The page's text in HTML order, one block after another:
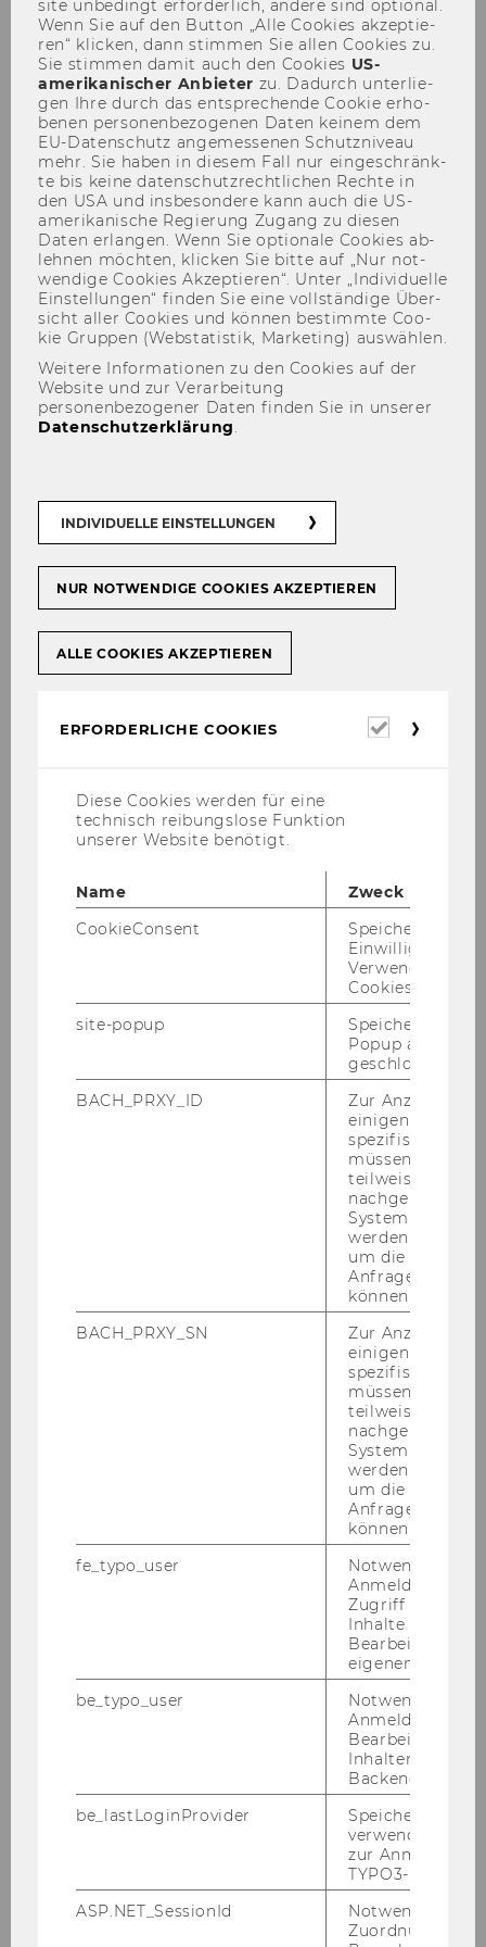
Symposium „Verjährung im
Öffentlichen Recht und im
Steuerrecht“ - 11.-12.12.2023
KSW Informationsabend Univ.-Prof. Dr. Dr.
Symposium „Verjährung im Öffentlichen
Recht und im Steuerrecht“ - 11.-12.12.2023
Konferenz "Recent and Pending Cases at
04.-06.12.2023
Gastvortrag Prof. Dr. Eivind Furuseth -
2023 Transfer Pricing Symposium - 19-
20.10.2023
Advanced Transfer Pricing Course (Specific
WU Tax Law Technology Symposium -
18.09.2023
Advanced Transfer Pricing Course
(Benchmarking) - 03.-08.07.2023
Conference "Crypto assets: Tax Law and
site un­be­dingt er­for­der­lich, an­de­re sind op­tio­nal.
Wenn Sie auf den But­ton „Alle Coo­kies ak­zep­tie­
ren“ kli­cken, dann stim­men Sie allen Coo­kies zu.
Sie stim­men damit auch den Coo­kies US-​
amerikanischer An­bie­ter zu. Da­durch un­ter­lie­
gen Ihre durch das ent­spre­chen­de Coo­kie er­ho­
be­nen per­so­nen­be­zo­ge­nen Daten kei­nem dem
EU-​Datenschutz an­ge­mes­se­nen Schutz­ni­veau
mehr. Sie haben in die­sem Fall nur ein­ge­schränk­
te bis keine da­ten­schutz­recht­li­chen Rech­te in
den USA und ins­be­son­de­re kann auch die US-​
amerikanische Re­gie­rung Zu­gang zu die­sen
Daten er­lan­gen. Wenn Sie op­tio­na­le Coo­kies ab­
leh­nen möch­ten, kli­cken Sie bitte auf „Nur not­
wen­di­ge Coo­kies Ak­zep­tie­ren“. Unter „In­di­vi­du­el­le
Ein­stel­lun­gen“ fin­den Sie eine voll­stän­di­ge Über­
sicht aller Coo­kies und kön­nen be­stimm­te Coo­
kie Grup­pen (Web­sta­tis­tik, Mar­ke­ting) aus­wäh­len.
Weitere Informationen zu den Cookies auf der
Website und zur Verarbeitung
personenbezogener Daten finden Sie in unserer
Datenschutzerklärung
INDIVIDUELLE EINSTELLUNGEN
NUR NOTWENDIGE COOKIES AKZEPTIEREN
ALLE COOKIES AKZEPTIEREN
ERFORDERLICHE COOKIES
Diese Cookies werden für eine
technisch reibungslose Funktion
unserer Website benötigt.
Name
Zweck
CookieConsent
Speichert Ihre
Einwilligung zur
Verwendung von
Cookies.
site-popup
Speichert ob ein
Popup
geschlossen
BACH_PRXY_ID
Zur Anzeige von
einigen WU-
spezifischen
müssen
teilweise von
nachgelagerten
System
werden.
um die Antwort
Anfrage
können.
BACH_PRXY_SN
Zur Anzeige von
einigen WU-
spezifischen
müssen
teilweise von
nachgelagerten
System
werden.
um die Antwort
Anfrage
können.
fe_typo_user
Notwendig für
Anmeldung und
Zugriff auf
Inhalte oder zur
Bearbeitung des
eigenen Profils.
be_typo_user
Notwendig für
Anmeldung und
Bearbeitung von
Inhalten im
Backend.
be_lastLoginProvider
Speichert die
verwendete
zur Anmeldung
TYPO3-Backend.
ASP.NET_SessionId
Notwendig, um
Zuordnung von